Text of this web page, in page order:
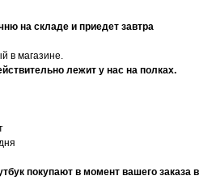
на складе и приедет завтра
в магазине.
лежит у нас на полках.
покупают в момент вашего заказа в